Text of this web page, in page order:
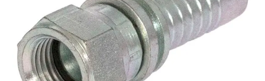
Bærekraft
Nyheter